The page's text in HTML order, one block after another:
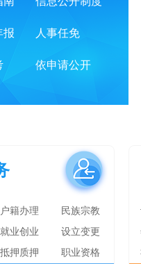
报 人事任免
依申请公开
户籍办理
民族宗教
就业创业
设立变更
抵押质押 职业资格